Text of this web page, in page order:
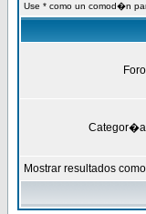
Use * como un comod�n
Mostrar resultados